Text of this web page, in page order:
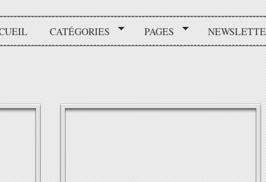
CATÉGORIES PAGES